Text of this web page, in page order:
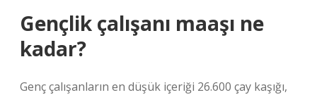
Gençlik çalışanı maaşı ne
kadar?
Genç çalışanların en düşük içeriği 26.600 çay kaşığı,